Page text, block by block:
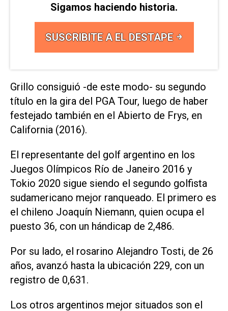
Sigamos haciendo historia.
SUSCRIBITE A EL DESTAPE
Grillo consiguió -de este modo- su segundo
título en la gira del PGA Tour, luego de haber
festejado también en el Abierto de Frys, en
California (2016).
El representante del golf argentino en los
Juegos Olímpicos Río de Janeiro 2016 y
Tokio 2020 sigue siendo el segundo golfista
sudamericano mejor ranqueado. El primero es
el chileno Joaquín Niemann, quien ocupa el
puesto 36, con un hándicap de 2,486.
Por su lado, el rosarino Alejandro Tosti, de 26
años, avanzó hasta la ubicación 229, con un
registro de 0,631.
Los otros argentinos mejor situados son el